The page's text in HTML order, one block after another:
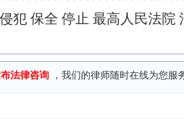
侵犯 保全 停止 最高人民法院
法律咨询 ，我们的律师随时在线为您服